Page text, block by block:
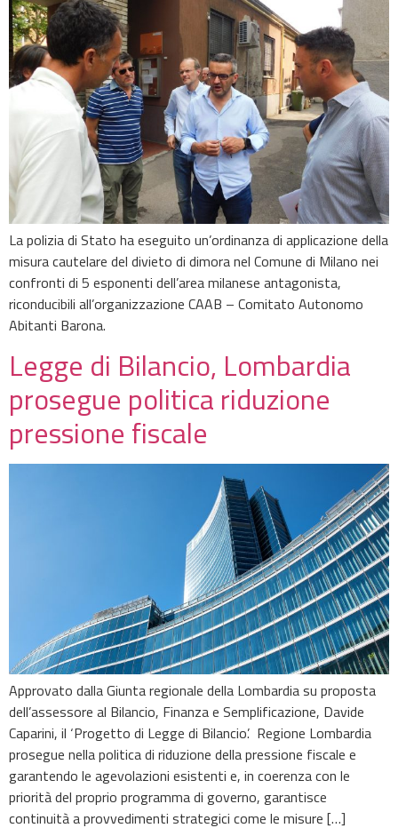
La polizia di Stato ha eseguito un’ordinanza di applicazione della
misura cautelare del divieto di dimora nel Comune di Milano nei
confronti di 5 esponenti dell’area milanese antagonista,
riconducibili all’organizzazione CAAB – Comitato Autonomo
Abitanti Barona.
Legge di Bilancio, Lombardia
prosegue politica riduzione
pressione fiscale
Approvato dalla Giunta regionale della Lombardia su proposta
dell’assessore al Bilancio, Finanza e Semplificazione, Davide
Caparini, il ‘Progetto di Legge di Bilancio’. Regione Lombardia
prosegue nella politica di riduzione della pressione fiscale e
garantendo le agevolazioni esistenti e, in coerenza con le
priorità del proprio programma di governo, garantisce
continuità a provvedimenti strategici come le misure […]